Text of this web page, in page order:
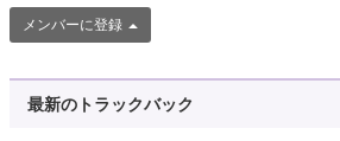
メンバーに登録
最新のトラックバック